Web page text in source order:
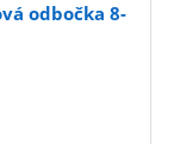
odbočka 8-